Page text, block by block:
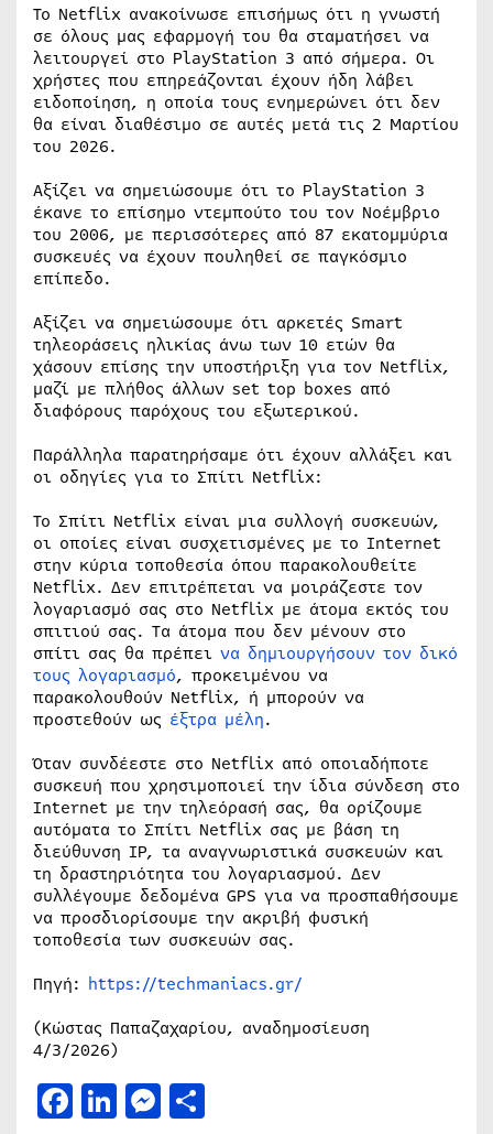
Το Netflix ανακοίνωσε επισήμως ότι η γνωστή
σε όλους μας εφαρμογή του θα σταματήσει να
λειτουργεί στο PlayStation 3 από σήμερα. Οι
χρήστες που επηρεάζονται έχουν ήδη λάβει
ειδοποίηση, η οποία τους ενημερώνει ότι δεν
θα είναι διαθέσιμο σε αυτές μετά τις 2 Μαρτίου
του 2026.
Αξίζει να σημειώσουμε ότι το PlayStation 3
έκανε το επίσημο ντεμπούτο του τον Νοέμβριο
του 2006, με περισσότερες από 87 εκατομμύρια
συσκευές να έχουν πουληθεί σε παγκόσμιο
επίπεδο.
Αξίζει να σημειώσουμε ότι αρκετές Smart
τηλεοράσεις ηλικίας άνω των 10 ετών θα
χάσουν επίσης την υποστήριξη για τον Netflix,
μαζί με πλήθος άλλων set top boxes από
διαφόρους παρόχους του εξωτερικού.
Παράλληλα παρατηρήσαμε ότι έχουν αλλάξει και
οι οδηγίες για το Σπίτι Netflix:
Το Σπίτι Netflix είναι μια συλλογή συσκευών,
οι οποίες είναι συσχετισμένες με το Internet
στην κύρια τοποθεσία όπου παρακολουθείτε
Netflix. Δεν επιτρέπεται να μοιράζεστε τον
λογαριασμό σας στο Netflix με άτομα εκτός του
σπιτιού σας. Τα άτομα που δεν μένουν στο
σπίτι σας θα πρέπει να δημιουργήσουν τον δικό
τους λογαριασμό, προκειμένου να
παρακολουθούν Netflix, ή μπορούν να
προστεθούν ως έξτρα μέλη.
Όταν συνδέεστε στο Netflix από οποιαδήποτε
συσκευή που χρησιμοποιεί την ίδια σύνδεση στο
Internet με την τηλεόρασή σας, θα ορίζουμε
αυτόματα το Σπίτι Netflix σας με βάση τη
διεύθυνση IP, τα αναγνωριστικά συσκευών και
τη δραστηριότητα του λογαριασμού. Δεν
συλλέγουμε δεδομένα GPS για να προσπαθήσουμε
να προσδιορίσουμε την ακριβή φυσική
τοποθεσία των συσκευών σας.
Πηγή: https://techmaniacs.gr/
(Κώστας Παπαζαχαρίου, αναδημοσίευση
4/3/2026)
Facebook
LinkedIn
Messenger